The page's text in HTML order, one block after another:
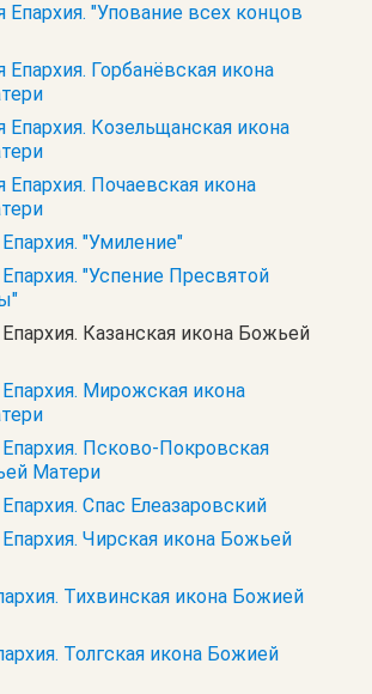
Епархия. "Упование всех концов
Епархия. Горбанёвская икона
Епархия. Козельщанская икона
Епархия. Почаевская икона
"Умиление"
"Успение Пресвятой
Казанская икона Божьей
Мирожская икона
Псково-Покровская
Матери
Спас Елеазаровский
Чирская икона Божьей
Тихвинская икона Божией
Толгская икона Божией